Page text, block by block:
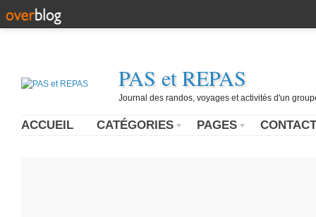
PAS et REPAS
Journal des randos, voyages et activités d'un
ACCUEIL CATÉGORIES PAGES CONTACT